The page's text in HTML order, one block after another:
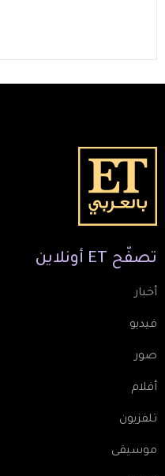
تصفّح ET أونلاين
أخبار
فيديو
صور
أفلام
تلفزيون
موسيقى